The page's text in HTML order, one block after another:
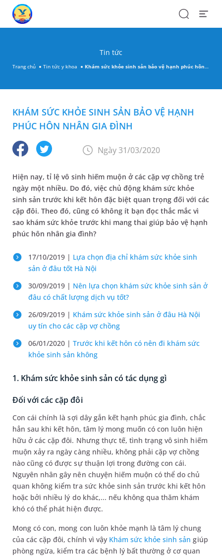
SearchOpen
Tin tức
Trang chủ Tin tức y khoa Khám sức khỏe sinh sản bảo vệ hạnh phúc hôn nhân gia đình
KHÁM SỨC KHỎE SINH SẢN BẢO VỆ HẠNH
PHÚC HÔN NHÂN GIA ĐÌNH
Ngày 31/03/2020
Hiện nay, tỉ lệ vô sinh hiếm muộn ở các cặp vợ chồng trẻ
ngày một nhiều. Do đó, việc chủ động khám sức khỏe
sinh sản trước khi kết hôn đặc biệt quan trọng đối với các
cặp đôi. Theo đó, cũng có không ít bạn đọc thắc mắc vì
sao khám sức khỏe trước khi mang thai giúp bảo vệ hạnh
phúc hôn nhân gia đình?
17/10/2019 | Lựa chọn địa chỉ khám sức khỏe sinh
sản ở đâu tốt Hà Nội
30/09/2019 | Nên lựa chọn khám sức khỏe sinh sản ở
đâu có chất lượng dịch vụ tốt?
26/09/2019 | Khám sức khỏe sinh sản ở đâu Hà Nội
uy tín cho các cặp vợ chồng
06/01/2020 | Trước khi kết hôn có nên đi khám sức
khỏe sinh sản không
1. Khám sức khỏe sinh sản có tác dụng gì
Đối với các cặp đôi
Con cái chính là sợi dây gắn kết hạnh phúc gia đình, chắc
hẳn sau khi kết hôn, tâm lý mong muốn có con luôn hiện
hữu ở các cặp đôi. Nhưng thực tế, tình trạng vô sinh hiếm
muộn xảy ra ngày càng nhiều, không phải cặp vợ chồng
nào cũng có được sự thuận lợi trong đường con cái.
Nguyên nhân gây nên chuyện hiếm muộn có thể do chủ
quan không kiểm tra sức khỏe sinh sản trước khi kết hôn
hoặc bởi nhiều lý do khác,... nếu không qua thăm khám
khó có thể phát hiện được.
Mong có con, mong con luôn khỏe mạnh là tâm lý chung
của các cặp đôi, chính vì vậy Khám sức khỏe sinh sản giúp
phòng ngừa, kiểm tra các bệnh lý bất thường ở cơ quan